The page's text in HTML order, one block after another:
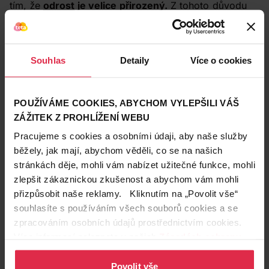
Souhlas Detaily Více o cookies
POUŽÍVÁME COOKIES, ABYCHOM VYLEPŠILI VÁŠ
ZÁŽITEK Z PROHLÍŽENÍ WEBU
Pracujeme s cookies a osobními údaji, aby naše služby
běžely, jak mají, abychom věděli, co se na našich
stránkách děje, mohli vám nabízet užitečné funkce, mohli
zlepšit zákaznickou zkušenost a abychom vám mohli
přizpůsobit naše reklamy. Kliknutím na „Povolit vše“
souhlasíte s používáním všech souborů cookies a se
zpracováním osobních údajů prostřednictvím cookies.
osobních údajů.
Povolit vše
tím, že odrost je velice přirozený. Z tohoto důvodu
tedy není nutné svěřovat se do rukou kadeřnice již po
několika málo týdnech.
O výsledek je ale nutné
Schwarzkopf Live Silver šampon(koupit v e-shopu
„Pokud máte pocit, že silver šampon se studenými
fialovými pigmenty vaše vlasy extrémně vysušuje,
vsaďte nakombinaci silver šamponu a balzámu,
která zabrání žloutnutí a zároveň vlasy vyživí a
usnadní jejich rozčesávání,“radí Petra Míková.
Vyzkoušejte třeba šamponPantene Hair Biology
Šampon Grey & Glowing
(koupit v e-shopu)a
balzám Pantene Hair Biology Balzám Grey & Glowing
koupit v e-shopu
, které vaše vlasy uhladí a dodají
jim zářivý lesk.